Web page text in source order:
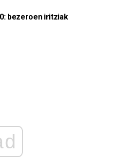
bezeroen iritziak